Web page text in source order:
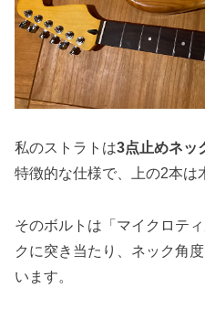
私のストラトは3点止めネッ
特徴的な仕様で、上の2本は
そのボルトは「マイクロテ
クに突き当たり、ネック角
います。